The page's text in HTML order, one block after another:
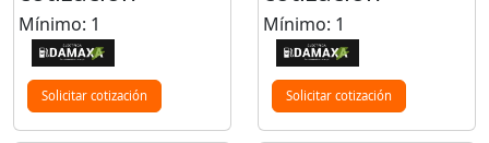
Mínimo: 1
Solicitar cotización
Mínimo: 1
Solicitar cotización